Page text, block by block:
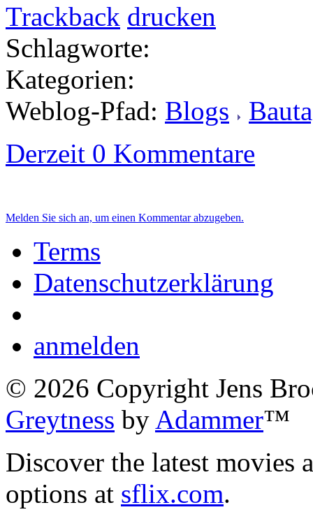
Trackback drucken
Schlagworte:
Kategorien:
Weblog-Pfad: Blogs
Derzeit 0 Kommentare
Melden Sie sich an, um einen Kommentar abzugeben.
Terms
Datenschutzerklärung
anmelden
© 2026 Copyright Jens
Greytness by Adammer™
Discover the latest movies
options at sflix.com.